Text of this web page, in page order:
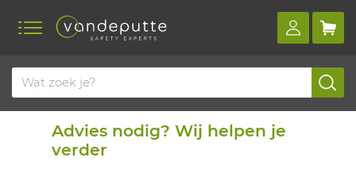
Advies nodig? Wij helpen je
verder